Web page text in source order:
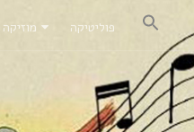
מוזיקה פוליטיקה